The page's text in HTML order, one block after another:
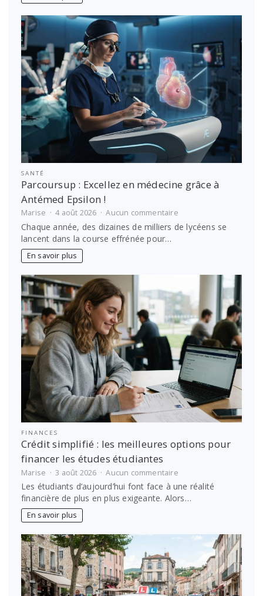
sans
SANTÉ
Parcoursup : Excellez en médecine grâce à
Antémed Epsilon !
Marise 4 août 2026 Aucun commentairesur
Parcoursup
:
Antémed
Epsilon
!
Chaque année, des dizaines de milliers de lycéens se
lancent dans la course effrénée pour…
En savoir plus
FINANCES
Crédit simplifié : les meilleures options pour
financer les études étudiantes
Marise 3 août 2026 Aucun commentairesur
Crédit
simplifié
:
options
financer
études
étudiantes
Les étudiants d’aujourd’hui font face à une réalité
financière de plus en plus exigeante. Alors…
En savoir plus